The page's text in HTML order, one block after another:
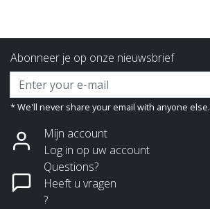
Abonneer je op onze nieuwsbrief
* We'll never share your email with anyone else.
Mijn account
Log in op uw account
Questions?
Heeft u vragen
?